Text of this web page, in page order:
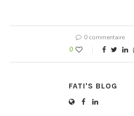
0 commentaire
0
FATI'S BLOG